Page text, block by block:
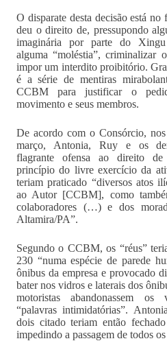
O disparate desta decisão está
deu o direito de, pressupondo
imaginária por parte do
alguma “moléstia”, criminalizar
impor um interdito proibitório.
é a série de mentiras
CCBM para justificar o
movimento e seus membros.
De acordo com o Consórcio,
março, Antonia, Ruy e os
flagrante ofensa ao direito
princípio do livre exercício da
teriam praticado “diversos atos
ao Autor [CCBM], como
colaboradores (…) e dos
Altamira/PA”.
Segundo o CCBM, os “réus”
230 “numa espécie de parede
ônibus da empresa e provocado
bater nos vidros e laterais dos
motoristas abandonassem os
“palavras intimidatórias”.
dois citado teriam então
impedindo a passagem de todos